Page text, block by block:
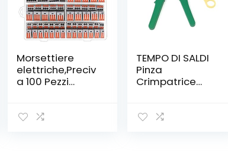
Morsettiere
elettriche,Preciv
a 100 Pezzi
Connettore
TEMPO DI SALDI
Pinza
Crimpatrice
Per Cavo Di Rete